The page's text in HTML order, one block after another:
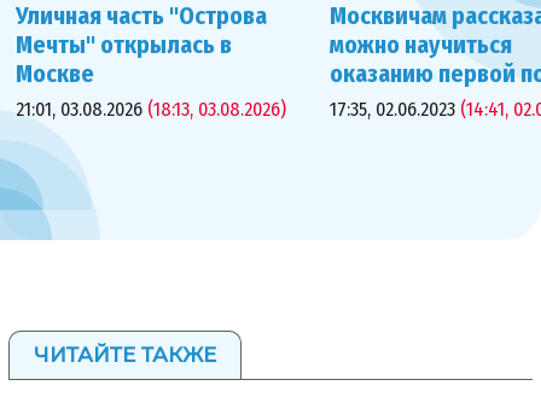
Уличная часть "Острова
Мечты" открылась в
Москве
21:01, 03.08.2026 (18:13, 03.08.2026)
Москвичам
можно научиться
оказанию первой
17:35, 02.06.2023 (14:41,
ЧИТАЙТЕ ТАКЖЕ